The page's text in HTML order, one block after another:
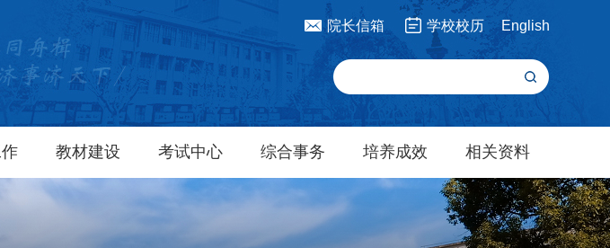
院长信箱 学校校历 English
教材建设 考试中心 综合事务 培养成效 相关资料